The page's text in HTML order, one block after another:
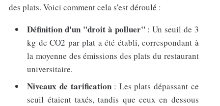
des plats. Voici comment cela s'est déroulé :
Définition d'un "droit à polluer" : Un seuil de 3
kg de CO2 par plat a été établi, correspondant à
la moyenne des émissions des plats du restaurant
universitaire.
Niveaux de tarification: Les plats dépassant ce
seuil étaient taxés, tandis que ceux en dessous